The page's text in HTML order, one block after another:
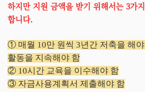
하지만 지원 금액을 받기 위해서는 3가
합니다.
① 매월 10만 원씩 3년간 저축을 해
활동을 지속해야 함
② 10시간 교육을 이수해야 함
③ 자금사용계획서 제출해야 함